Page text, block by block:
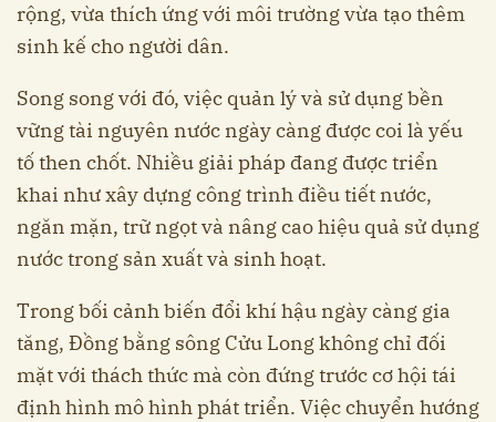
rộng, vừa thích ứng với môi trường vừa tạo thêm
sinh kế cho người dân.
Song song với đó, việc quản lý và sử dụng bền
vững tài nguyên nước ngày càng được coi là yếu
tố then chốt. Nhiều giải pháp đang được triển
khai như xây dựng công trình điều tiết nước,
ngăn mặn, trữ ngọt và nâng cao hiệu quả sử dụng
nước trong sản xuất và sinh hoạt.
Trong bối cảnh biến đổi khí hậu ngày càng gia
tăng, Đồng bằng sông Cửu Long không chỉ đối
mặt với thách thức mà còn đứng trước cơ hội tái
định hình mô hình phát triển. Việc chuyển hướng